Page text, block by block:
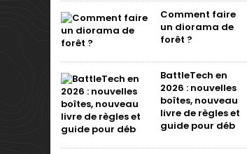
Comment faire
un diorama de
forêt ?
BattleTech en
2026 : nouvelles
boîtes, nouveau
livre de règles et
guide pour déb